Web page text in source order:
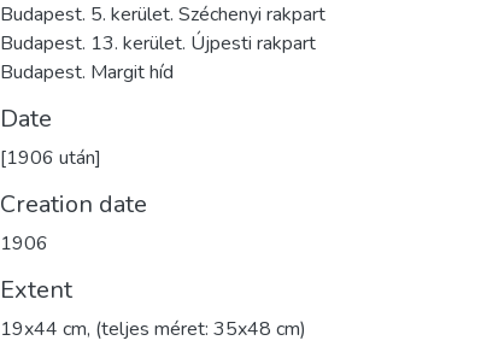
Budapest. 5. kerület. Széchenyi rakpart
Budapest. 13. kerület. Újpesti rakpart
Budapest. Margit híd
Date
[1906 után]
Creation date
1906
Extent
19x44 cm, (teljes méret: 35x48 cm)